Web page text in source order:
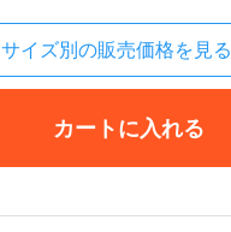
サイズ別の販売価格を見る
カートに入れる